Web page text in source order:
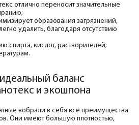
отлично переносит значительные
образования загрязнений,
удалить, благодаря отсутствию
спирта, кислот, растворителей;
баланс
и экошпона
вобрали в себя все преимущества
Они имеют большую плотностью,